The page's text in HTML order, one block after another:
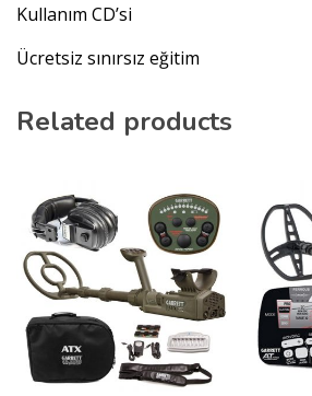
Kullanım CD’si
Ücretsiz sınırsız eğitim
Related products